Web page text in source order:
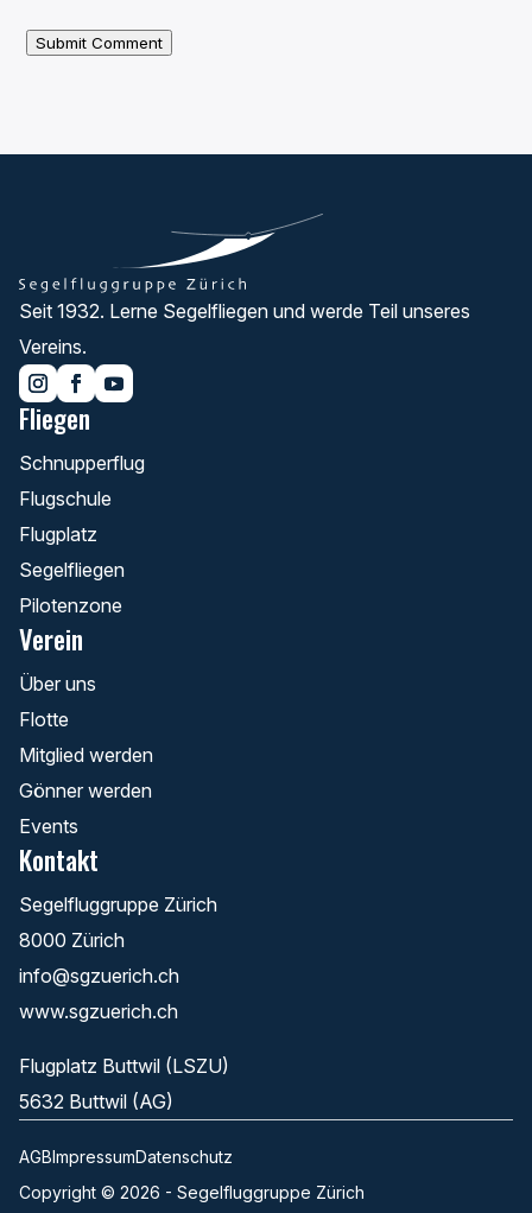
Submit Comment
Seit 1932. Lerne Segelfliegen und werde Teil unseres
Vereins.
Fliegen
Schnupperflug
Flugschule
Flugplatz
Segelfliegen
Pilotenzone
Verein
Über uns
Flotte
Mitglied werden
Gönner werden
Events
Kontakt
Segelfluggruppe Zürich
8000 Zürich
info@sgzuerich.ch
www.sgzuerich.ch
Flugplatz Buttwil (LSZU)
5632 Buttwil (AG)
AGBImpressumDatenschutz
Copyright © 2026 - Segelfluggruppe Zürich